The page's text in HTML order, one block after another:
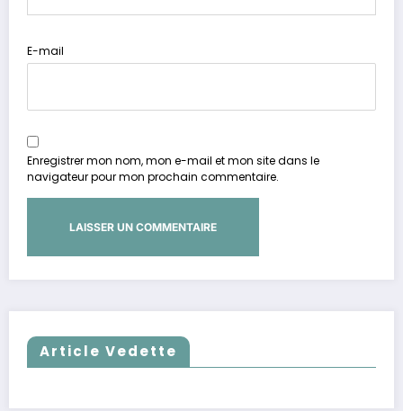
E-mail
Enregistrer mon nom, mon e-mail et mon site dans le
navigateur pour mon prochain commentaire.
Article Vedette